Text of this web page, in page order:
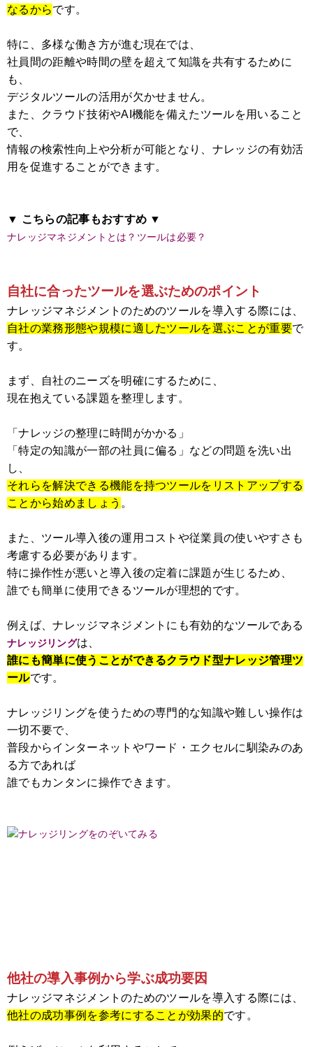
なるからです。
特に、多様な働き方が進む現在では、
社員間の距離や時間の壁を超えて知識を共有するために
も、
デジタルツールの活用が欠かせません。
また、クラウド技術やAI機能を備えたツールを用いること
で、
情報の検索性向上や分析が可能となり、ナレッジの有効活
用を促進することができます。
▼ こちらの記事もおすすめ ▼
ナレッジマネジメントとは？ツールは必要？
自社に合ったツールを選ぶためのポイント
ナレッジマネジメントのためのツールを導入する際には、
自社の業務形態や規模に適したツールを選ぶことが重要で
す。
まず、自社のニーズを明確にするために、
現在抱えている課題を整理します。
「ナレッジの整理に時間がかかる」
「特定の知識が一部の社員に偏る」などの問題を洗い出
し、
それらを解決できる機能を持つツールをリストアップする
ことから始めましょう 。
また、ツール導入後の運用コストや従業員の使いやすさも
考慮する必要があります。
特に操作性が悪いと導入後の定着に課題が生じるため、
誰でも簡単に使用できるツールが理想的です。
例えば、ナレッジマネジメントにも有効的なツールである
ナレッジリングは、
誰にも簡単に使うことができるクラウド型ナレッジ管理ツ
ールです。
ナレッジリングを使うための専門的な知識や難しい操作は
一切不要で、
普段からインターネットやワード・エクセルに馴染みのあ
る方であれば
誰でもカンタンに操作できます。
他社の導入事例から学ぶ成功要因
ナレッジマネジメントのためのツールを導入する際には、
他社の成功事例を参考にすることが効果的です。